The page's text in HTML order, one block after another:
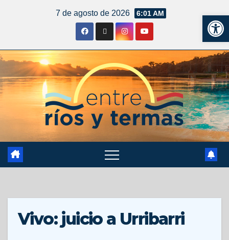
7 de agosto de 2026 6:01 AM
Vivo: juicio a Urribarri